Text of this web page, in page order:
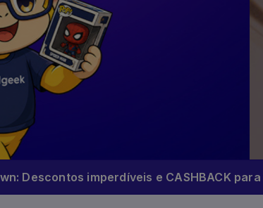
Descontos imperdíveis e CASHBACK